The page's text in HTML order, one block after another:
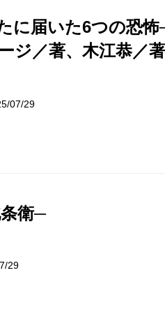
に届いた6つの恐怖
ジ／著、木江恭／
07/29
衛─
29